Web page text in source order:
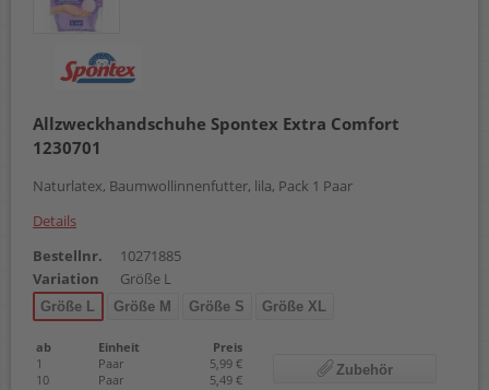
Allzweckhandschuhe Spontex Extra Comfort
1230701
Naturlatex, Baumwollinnenfutter, lila, Pack 1 Paar
Details
Bestellnr.
10271885
Variation
Größe L
Größe L Größe M Größe S Größe XL
ab Einheit
Preis
1
Paar
5,99 €
10
Paar 5,49 €
Zubehör